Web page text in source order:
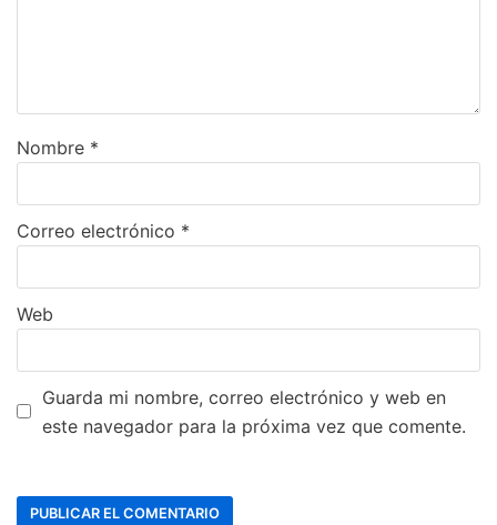
Nombre *
Correo electrónico *
Web
Guarda mi nombre, correo electrónico y web en
este navegador para la próxima vez que comente.